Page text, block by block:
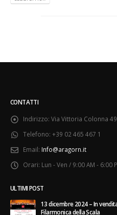
CONTATTI
Indirizzo: Via Vittoria Colonna
Telefono: +39 02 465 467 1
Email: Info@aragorn.it
Orari: Lun - Ven / 9:00 AM - 6:00
ULTIMI POST
13 dicembre 2024 – In
Filarmonica della Scala